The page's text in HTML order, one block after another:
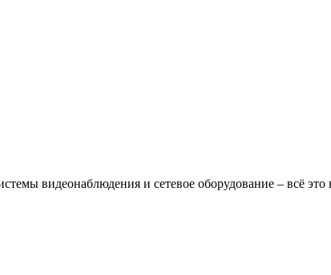
видеонаблюдения и сетевое оборудование – всё это